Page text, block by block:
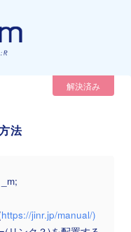
解決済み
法
https://jinr.jp/manual/)